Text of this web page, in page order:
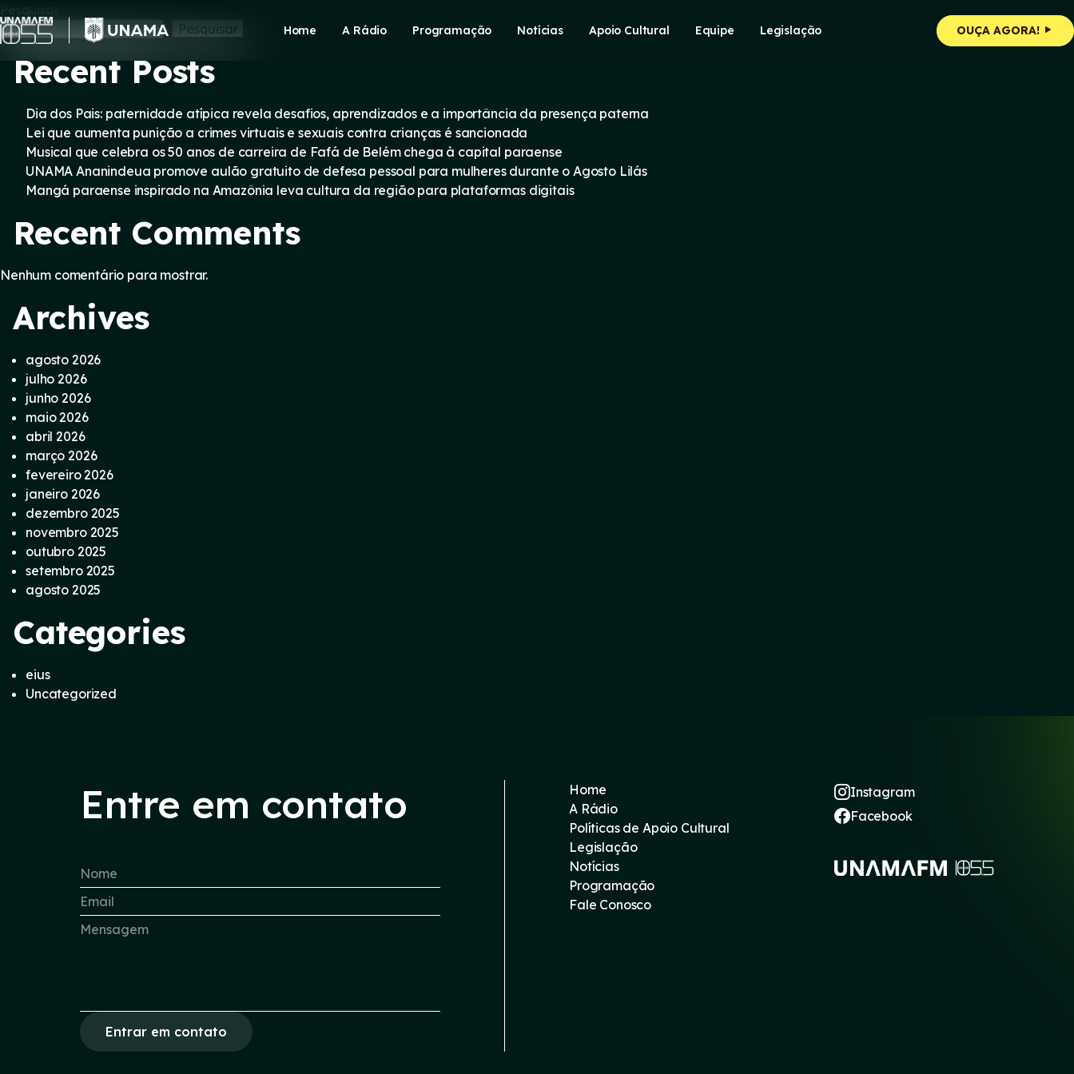
Skip
to
content
Home A Rádio Programação Notícias Apoio Cultural Equipe Legislação OUÇA AGORA!
Pesquisar
Pesquisar
Recent Posts
Dia dos Pais: paternidade atípica revela desafios, aprendizados e a importância da presença paterna
Lei que aumenta punição a crimes virtuais e sexuais contra crianças é sancionada
Musical que celebra os 50 anos de carreira de Fafá de Belém chega à capital paraense
UNAMA Ananindeua promove aulão gratuito de defesa pessoal para mulheres durante o Agosto Lilás
Mangá paraense inspirado na Amazônia leva cultura da região para plataformas digitais
Recent Comments
Nenhum comentário para mostrar.
Archives
agosto 2026
julho 2026
junho 2026
maio 2026
abril 2026
março 2026
fevereiro 2026
janeiro 2026
dezembro 2025
novembro 2025
outubro 2025
setembro 2025
agosto 2025
Categories
eius
Uncategorized
Entre em contato
Entrar em contato
Home
A Rádio
Políticas de Apoio Cultural
Legislação
Notícias
Programação
Fale Conosco
Instagram
Facebook